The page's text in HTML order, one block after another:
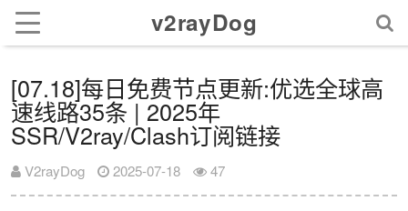
v2rayDog
[07.18]每日免费节点更新:优选全球高
速线路35条 | 2025年
SSR/V2ray/Clash订阅链接
V2rayDog 2025-07-18 47